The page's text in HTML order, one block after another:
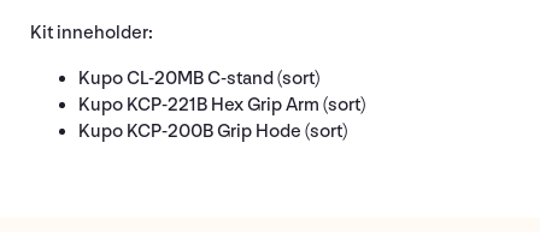
Kit inneholder:
Kupo CL-20MB C-stand (sort)
Kupo KCP-221B Hex Grip Arm (sort)
Kupo KCP-200B Grip Hode (sort)